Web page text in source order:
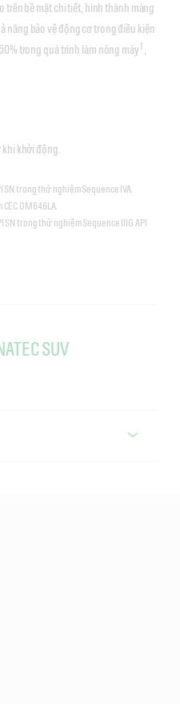
trên bề mặt chi tiết, hình thành màng
năng bảo vệ động cơ trong điều kiện
trong quá trình làm nóng máy1
khởi động.
SN trong thử nghiệm Sequence IVA.
OM646LA.
SN trong thử nghiệm Sequence IIIG API
SUV